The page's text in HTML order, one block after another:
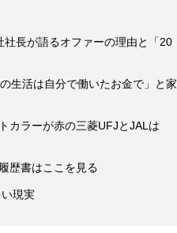
長が語るオファーの理由と「20
生活は自分で働いたお金で」と家
カラーが赤の三菱UFJとJALは
歴書はここを見る
現実